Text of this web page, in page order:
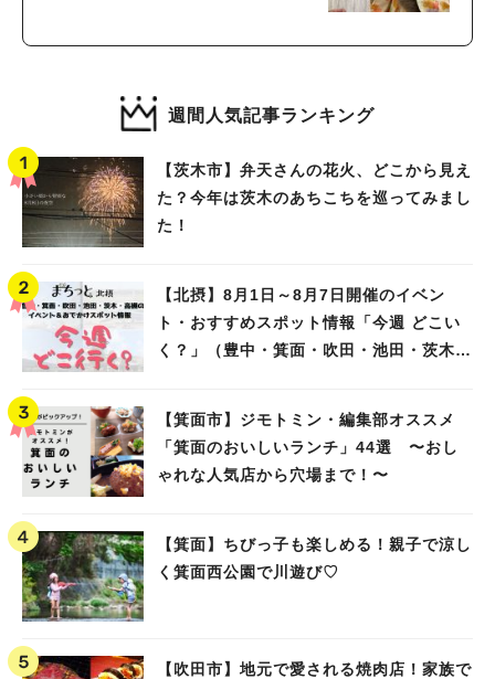
週間人気記事ランキング
【茨木市】弁天さんの花火、どこから見え
た？今年は茨木のあちこちを巡ってみまし
た！
【北摂】8月1日～8月7日開催のイベン
ト・おすすめスポット情報「今週 どこい
く？」（豊中・箕面・吹田・池田・茨木・
【箕面市】ジモトミン・編集部オススメ
「箕面のおいしいランチ」44選 〜おし
ゃれな人気店から穴場まで！〜
【箕面】ちびっ子も楽しめる！親子で涼し
く箕面西公園で川遊び♡
【吹田市】地元で愛される焼肉店！家族で